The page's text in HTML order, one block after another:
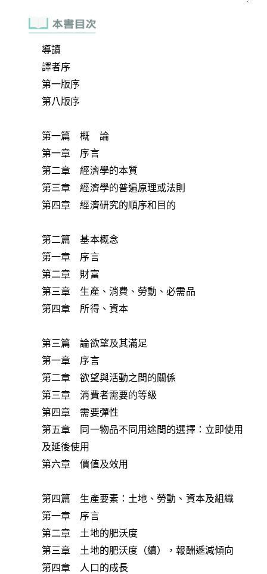
導讀
譯者序
第一版序
第八版序
第一篇 概 論
第一章 序言
第二章 經濟學的本質
第三章 經濟學的普遍原理或法則
第四章 經濟研究的順序和目的
第二篇 基本概念
第一章 序言
第二章 財富
第三章 生產、消費、勞動、必需品
第四章 所得、資本
第三篇 論欲望及其滿足
第一章 序言
第二章 欲望與活動之間的關係
第三章 消費者需要的等級
第四章 需要彈性
第五章 同一物品不同用途間的選擇：立即使用
及延後使用
第六章 價值及效用
第四篇 生產要素：土地、勞動、資本及組織
第一章 序言
第二章 土地的肥沃度
第三章 土地的肥沃度（續），報酬遞減傾向
第四章 人口的成長